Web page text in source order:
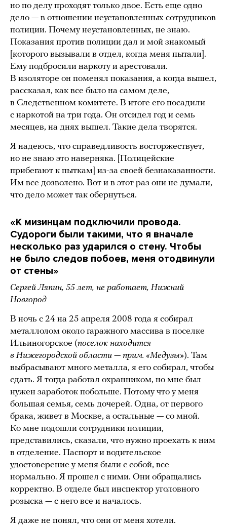
но по делу проходят только двое. Есть еще одно
дело — в отношении неустановленных сотрудников
полиции. Почему неустановленных, не знаю.
Показания против полиции дал и мой знакомый
[которого вызывали в отдел, когда меня пытали].
Ему подбросили наркоту и арестовали.
В изоляторе он поменял показания, а когда вышел,
рассказал, как все было на самом деле,
в Следственном комитете. В итоге его посадили
с наркотой на три года. Он отсидел год и семь
месяцев, на днях вышел. Такие дела творятся.
Я надеюсь, что справедливость восторжествует,
но не знаю это наверняка. [Полицейские
прибегают к пыткам] из-за своей безнаказанности.
Им все дозволено. Вот и в этот раз они не думали,
что дело может так обернуться.
«К мизинцам подключили провода.
Судороги были такими, что я вначале
несколько раз ударился о стену. Чтобы
не было следов побоев, меня отодвинули
от стены»
Сергей Ляпин, 55 лет, не работает, Нижний
Новгород
В ночь с 24 на 25 апреля 2008 года я собирал
металлолом около гаражного массива в поселке
Ильиногорское (поселок находится
в Нижегородской области — прим. «Медузы»). Там
выбрасывают много металла, я его собирал, чтобы
сдать. Я тогда работал охранником, но мне был
нужен заработок побольше. Потому что у меня
большая семья, семь дочерей. Одна, от первого
брака, живет в Москве, а остальные — со мной.
Ко мне подошли сотрудники полиции,
представились, сказали, что нужно проехать к ним
в отделение. Паспорт и водительское
удостоверение у меня были с собой, все
нормально. Я прошел с ними. Они обращались
корректно. В отделе был инспектор уголовного
розыска — с него все и началось.
Я даже не понял, что они от меня хотели.